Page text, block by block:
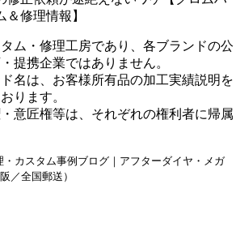
＆修理情報】
ム・修理工房であり、各ブランドの公
提携企業ではありません。
名は、お客様所有品の加工実績説明を
ります。
意匠権等は、それぞれの権利者に帰属
カスタム事例ブログ｜アフターダイヤ・メガ
／全国郵送）